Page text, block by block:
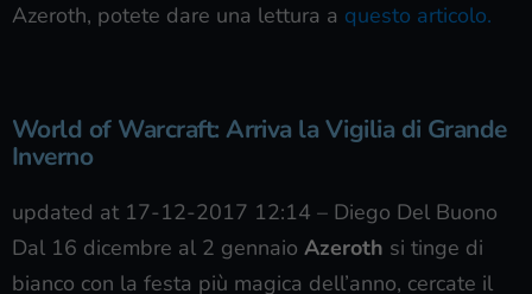
Azeroth, potete dare una lettura a questo articolo.
World of Warcraft: Arriva la Vigilia di Grande
Inverno
updated at 17-12-2017 12:14 – Diego Del Buono
Dal 16 dicembre al 2 gennaio Azeroth si tinge di
bianco con la festa più magica dell’anno, cercate il